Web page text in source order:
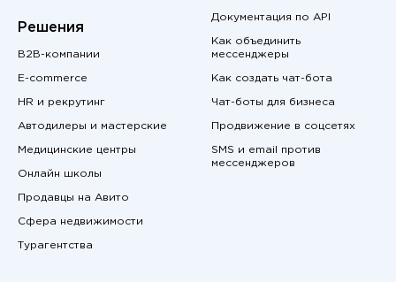
Решения
B2B-компании
E-commerce
HR и рекрутинг
Автодилеры и мастерские
Медицинские центры
Онлайн школы
Продавцы на Авито
Сфера недвижимости
Турагентства
Документация по API
Как объединить
мессенджеры
Как создать чат-бота
Чат-боты для бизнеса
Продвижение в соцсетях
SMS и email против
мессенджеров